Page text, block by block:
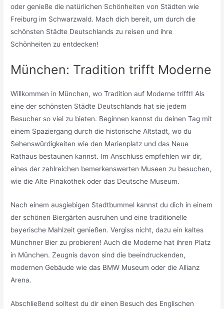
oder genieße die natürlichen Schönheiten von Städten wie
Freiburg im Schwarzwald. Mach dich bereit, um durch die
schönsten Städte Deutschlands zu reisen und ihre
Schönheiten zu entdecken!
München: Tradition trifft Moderne
Willkommen in München, wo Tradition auf Moderne trifft! Als
eine der schönsten Städte Deutschlands hat sie jedem
Besucher so viel zu bieten. Beginnen kannst du deinen Tag mit
einem Spaziergang durch die historische Altstadt, wo du
Sehenswürdigkeiten wie den Marienplatz und das Neue
Rathaus bestaunen kannst. Im Anschluss empfehlen wir dir,
eines der zahlreichen bemerkenswerten Museen zu besuchen,
wie die Alte Pinakothek oder das Deutsche Museum.
Nach einem ausgiebigen Stadtbummel kannst du dich in einem
der schönen Biergärten ausruhen und eine traditionelle
bayerische Mahlzeit genießen. Vergiss nicht, dazu ein kaltes
Münchner Bier zu probieren! Auch die Moderne hat ihren Platz
in München. Zeugnis davon sind die beeindruckenden,
modernen Gebäude wie das BMW Museum oder die Allianz
Arena.
Abschließend solltest du dir einen Besuch des Englischen